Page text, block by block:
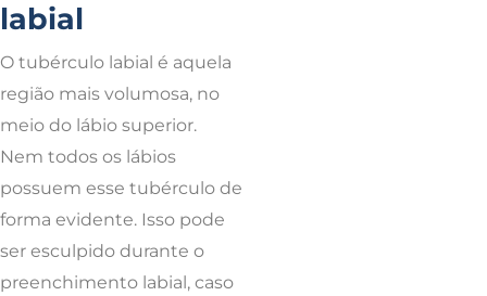
labial
O tubérculo labial é aquela
região mais volumosa, no
meio do lábio superior.
Nem todos os lábios
possuem esse tubérculo de
forma evidente. Isso pode
ser esculpido durante o
preenchimento labial, caso